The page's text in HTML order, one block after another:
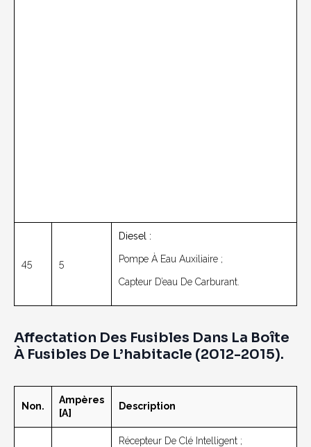
45 5
Diesel :
Pompe À Eau Auxiliaire ;
Capteur D’eau De Carburant.
Affectation Des Fusibles Dans La Boîte
À Fusibles De L’habitacle (2012-2015).
Non.
Ampères
[A]
Description
Récepteur De Clé Intelligent ;